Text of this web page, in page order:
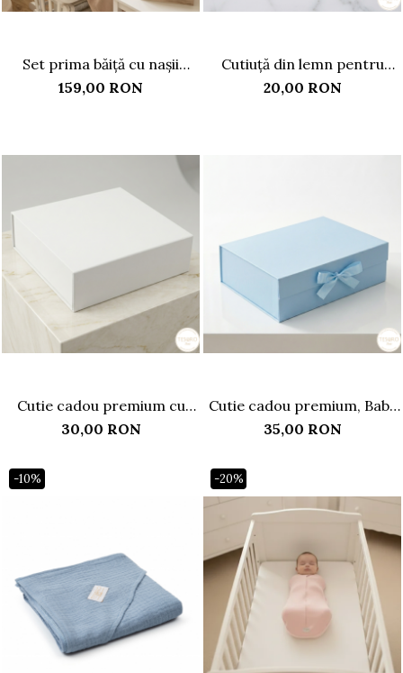
Set prima băiță cu nașii
personalizat
159,00 RON
Cutiuță din lemn pentru
prima șuviță, model
Hexagon, 9 cm
20,00 RON
Cutie cadou premium cu
închidere magnetică, alb
30,00 RON
Cutie cadou premium, Baby
Blue
35,00 RON
-10% -20%